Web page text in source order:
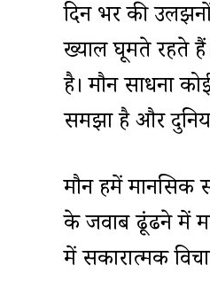
दिन भर की
ख्याल घूमते रहते
है। मौन साधना
समझा है और
मौन हमें मानसिक
के जवाब ढूंढने में
में सकारात्मक